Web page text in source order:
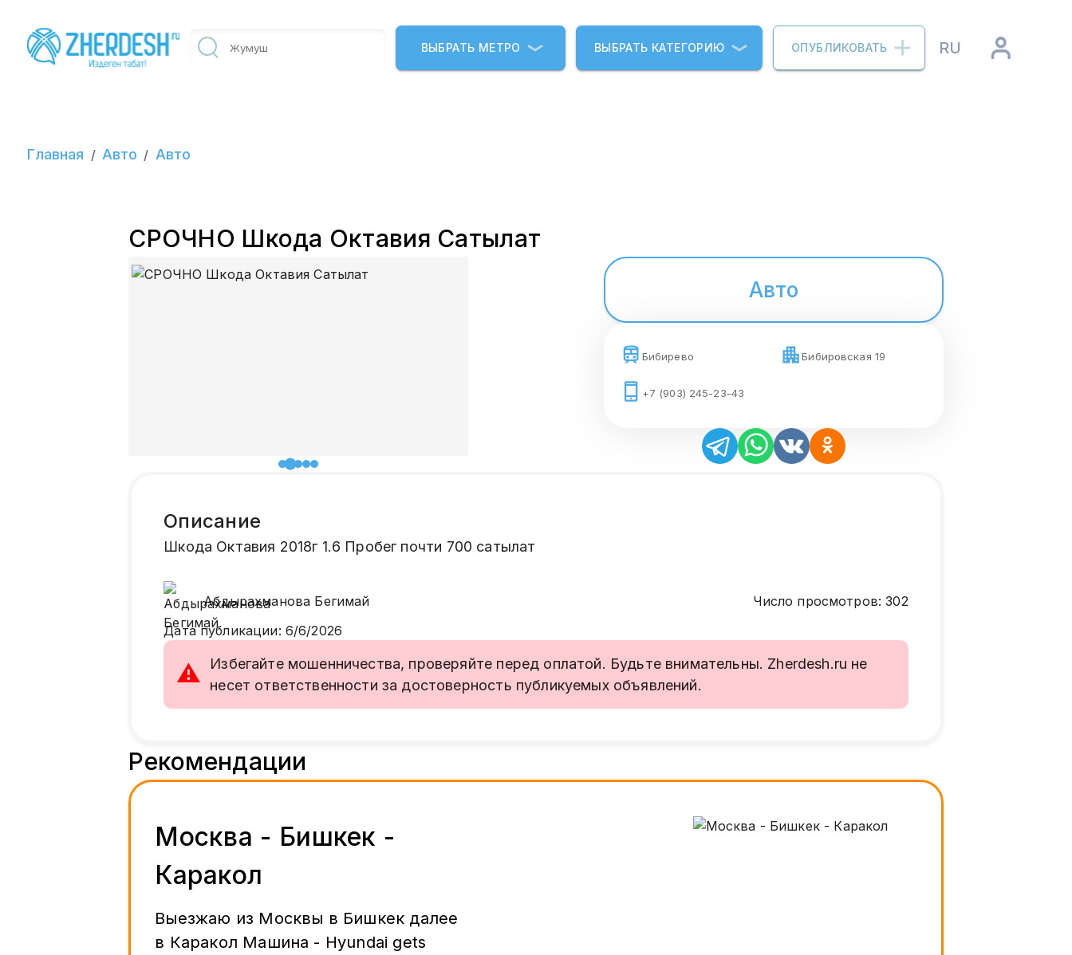
ВЫБРАТЬ МЕТРО ВЫБРАТЬ КАТЕГОРИЮ ОПУБЛИКОВАТЬ RU
Главная / Авто / Авто
СРОЧНО Шкода Октавия Сатылат
Авто
Бибирево Бибировская 19
+7 (903) 245-23-43
Описание
Шкода Октавия 2018г 1.6 Пробег почти 700 сатылат
Абдырахманова Бегимай Число просмотров:302
Дата публикации: 6/6/2026
⚠
Избегайте мошенничества, проверяйте перед оплатой. Будьте внимательны. Zherdesh.ru не
несет ответственности за достоверность публикуемых объявлений.
Рекомендации
Москва - Бишкек -
Каракол
Выезжаю из Москвы в Бишкек далее
в Каракол Машина - Hyundai gets